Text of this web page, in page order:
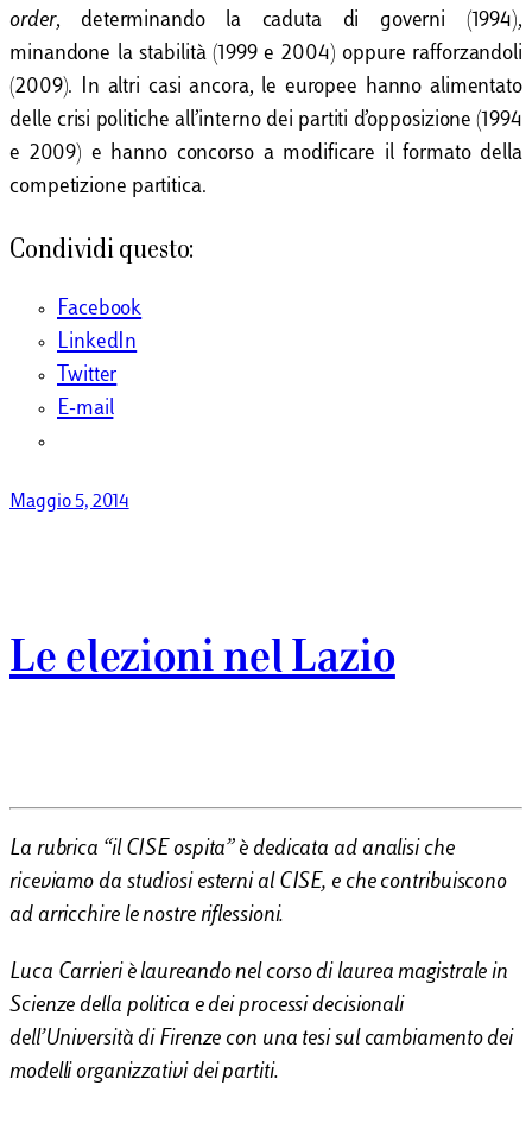
order, determinando la caduta di governi (1994),
minandone la stabilità (1999 e 2004) oppure rafforzandoli
(2009). In altri casi ancora, le europee hanno alimentato
delle crisi politiche all’interno dei partiti d’opposizione (1994
e 2009) e hanno concorso a modificare il formato della
competizione partitica.
Condividi questo:
Facebook
LinkedIn
Twitter
E-mail
Maggio 5, 2014
Le elezioni nel Lazio
La rubrica “il CISE ospita” è dedicata ad analisi che
riceviamo da studiosi esterni al CISE, e che contribuiscono
ad arricchire le nostre riflessioni.
Luca Carrieri è laureando nel corso di laurea magistrale in
Scienze della politica e dei processi decisionali
dell’Università di Firenze con una tesi sul cambiamento dei
modelli organizzativi dei partiti.